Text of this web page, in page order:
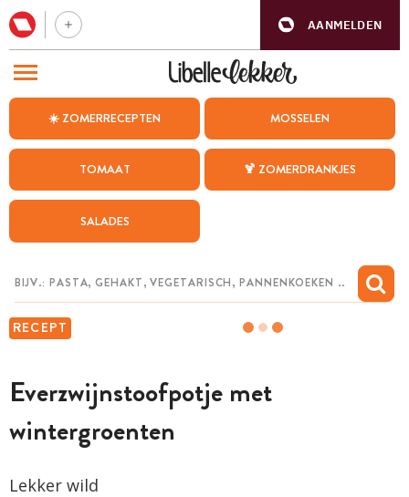
AANMELDEN
☀️ ZOMERRECEPTEN MOSSELEN
TOMAAT 🍹 ZOMERDRANKJES
SALADES
RECEPT
Everzwijnstoofpotje met
wintergroenten
Lekker wild
BEZOEK ONZE ANDERE WEBSITES
WEEKMENU
CHAT MET MAIA
MIJN BEWAARDE RECEPTEN